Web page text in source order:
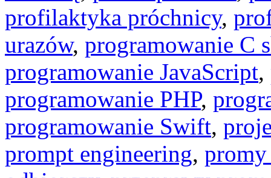
profilaktyka próchnicy,
urazów, programowanie C
programowanie JavaScript,
programowanie PHP,
programowanie Swift,
prompt engineering,